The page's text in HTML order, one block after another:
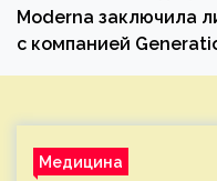
Moderna заключила
с компанией
Медицина